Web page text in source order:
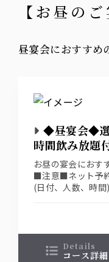
【お昼の
昼宴会におすすめ
◆昼宴会◆選
時間飲み放
お昼の宴会におす
■注意■ネット予
(日付、人数、時
details
コース詳細